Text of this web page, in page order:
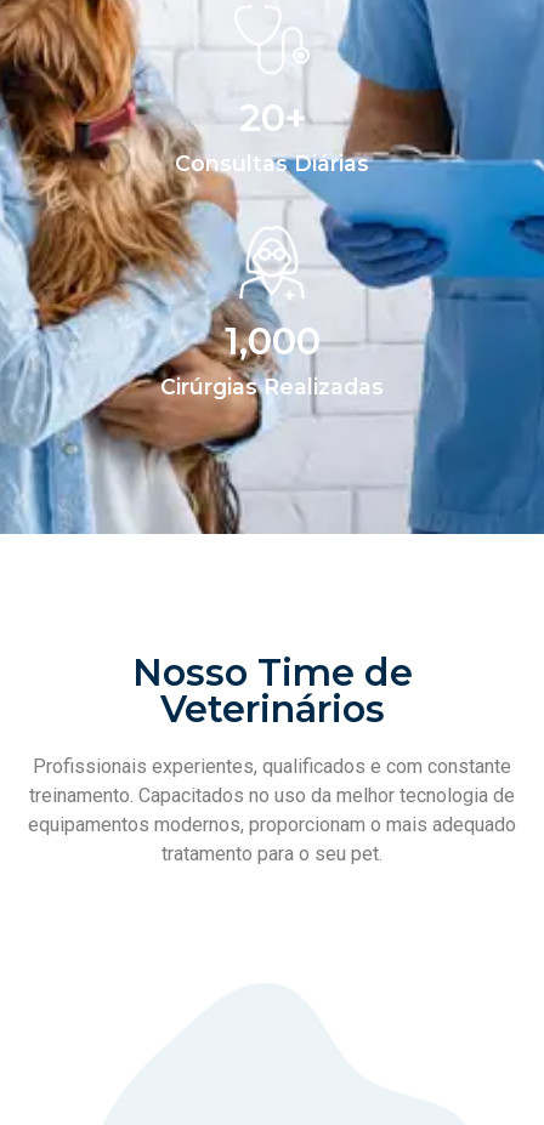
Consultas Diárias
20+
Cirúrgias Realizadas
1,000
Nosso Time de
Veterinários
Profissionais experientes, qualificados e com constante
treinamento. Capacitados no uso da melhor tecnologia de
equipamentos modernos, proporcionam o mais adequado
tratamento para o seu pet.